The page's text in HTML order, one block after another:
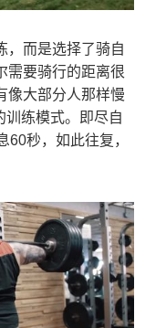
，而是选择了骑自
需要骑行的距离很
像大部分人那样慢
训练模式。即尽自
60秒，如此往复，